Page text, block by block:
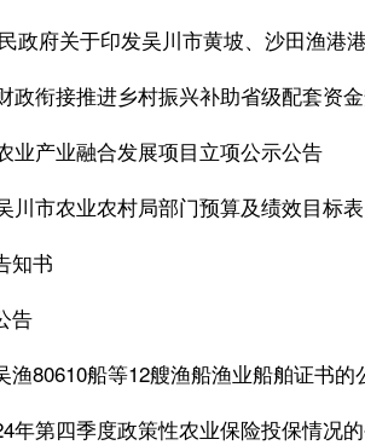
政府关于印发吴川市黄坡、沙田渔港
政衔接推进乡村振兴补助省级配套资
业产业融合发展项目立项公示公告
川市农业农村局部门预算及绩效目标表
知书
告
渔80610船等12艘渔船渔业船舶证书的
年第四季度政策性农业保险投保情况